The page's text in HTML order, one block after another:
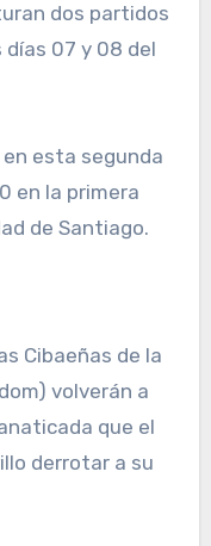
dos partidos
07 y 08 del
esta segunda
en la primera
de Santiago.
Cibaeñas de la
volverán a
que el
derrotar a su